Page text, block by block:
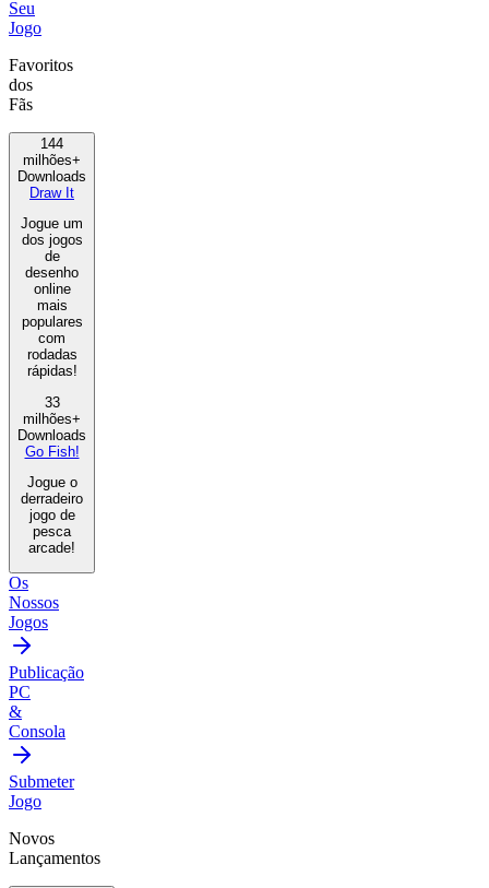
Seu
Jogo
Favoritos
dos
Fãs
144
milhões+
Downloads
Draw It
Jogue um
dos jogos
de
desenho
online
mais
populares
com
rodadas
rápidas!
33
milhões+
Downloads
Go Fish!
Jogue o
derradeiro
jogo de
pesca
arcade!
Os
Nossos
Jogos
Publicação
PC
&
Consola
Submeter
Jogo
Novos
Lançamentos